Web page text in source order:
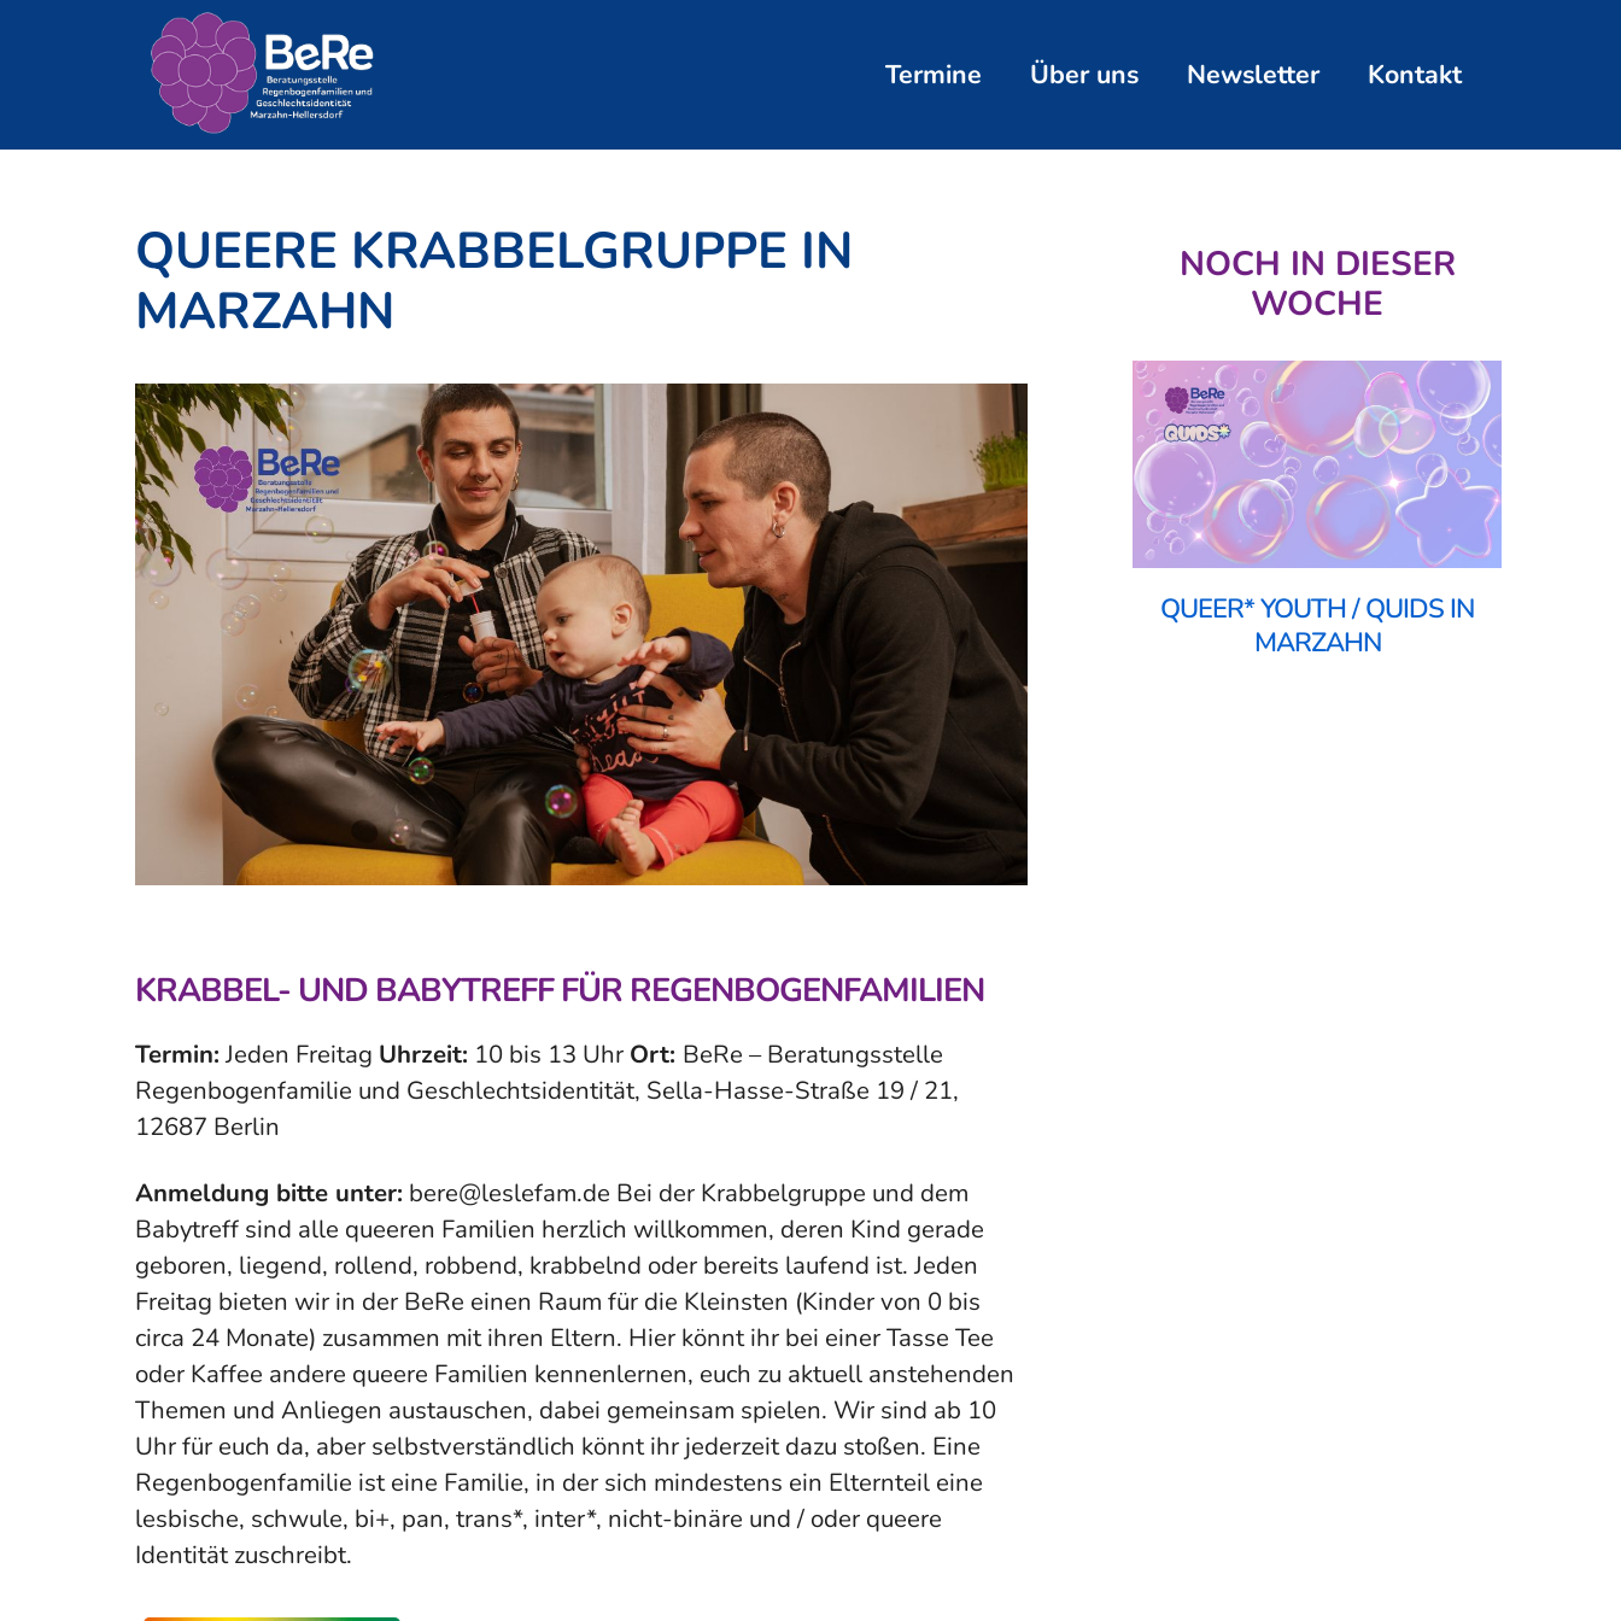
Termine Über uns Newsletter Kontakt
QUEERE KRABBELGRUPPE IN
MARZAHN
KRABBEL- UND BABYTREFF FÜR REGENBOGENFAMILIEN
Termin:Jeden Freitag Uhrzeit: 10 bis 13 Uhr Ort: BeRe – Beratungsstelle
Regenbogenfamilie und Geschlechtsidentität, Sella-Hasse-Straße 19 / 21,
12687 Berlin
Anmeldung bitte unter: bere@leslefam.de Bei der Krabbelgruppe und dem
Babytreff sind alle queeren Familien herzlich willkommen, deren Kind gerade
geboren, liegend, rollend, robbend, krabbelnd oder bereits laufend ist. Jeden
Freitag bieten wir in der BeRe einen Raum für die Kleinsten (Kinder von 0 bis
circa 24 Monate) zusammen mit ihren Eltern. Hier könnt ihr bei einer Tasse Tee
oder Kaffee andere queere Familien kennenlernen, euch zu aktuell anstehenden
Themen und Anliegen austauschen, dabei gemeinsam spielen. Wir sind ab 10
Uhr für euch da, aber selbstverständlich könnt ihr jederzeit dazu stoßen. Eine
Regenbogenfamilie ist eine Familie, in der sich mindestens ein Elternteil eine
lesbische, schwule, bi+, pan, trans*, inter*, nicht-binäre und / oder queere
Identität zuschreibt.
NOCH IN DIESER
WOCHE
QUEER* YOUTH / QUIDS IN
MARZAHN